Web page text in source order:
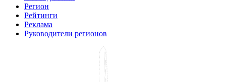
Регион
Рейтинги
Реклама
Руководители регионов